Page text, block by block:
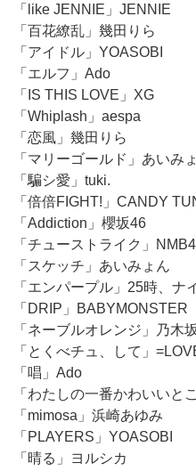
「like JENNIE」JENNIE
「百花繚乱」幾田りら
「アイドル」YOASOBI
「エルフ」Ado
「IS THIS LOVE」XG
「Whiplash」aespa
「恋風」幾田りら
「マリーゴールド」あいみ
「騙シ愛」tuki.
「倍倍FIGHT!」CANDY
「Addiction」櫻坂46
「チューストライク」
「スケッチ」あいみょん
「エンパープル」25時、ナ
「DRIP」BABYMONSTER
「ネーブルオレンジ」乃木
「とくべチュ、して」
「唱」Ado
「わたしの一番かわいいと
「mimosa」浜崎あゆみ
「PLAYERS」YOASOBI
「晴る」ヨルシカ